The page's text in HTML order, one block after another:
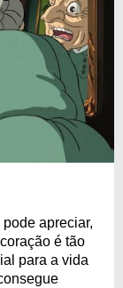
apreciar,
é tão
para a vida